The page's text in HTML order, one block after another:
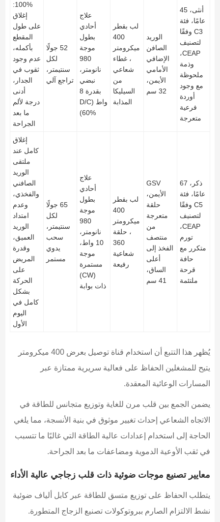
أنثى، 45
عامًا، فئة
C3 وفقًا
لتصنيف
CEAP،
وذمة
ملحوظة
مع وجود
أوردة
فرعية
متعرجة
الوريد
الصافن
الإضافي
الأمامي
الأيمن،
32 سم
لب بقطر
400
ميكرومتر
، غطاء
شعاعي
من
السيليكا
المذابة
علاج
أحادي
بطول
موجة
980
نانومتر،
نبضي
بقدرة 8
واط (D/C
60%)
52 جولًا
لكل
سنتيمتر،
تراجع آلي
100%:
إغلاق
على طول
المقطع
بأكمله،
عدم وجود
ثقوب في
الجدار،
أدنى
درجة لألم
ما بعد
الجراحة
ذكر، 67
عامًا، فئة
C5 وفقًا
لتصنيف
CEAP،
تورم
متكرر مع
حافة
قرحة
ملتئمة
GSV
الأيمن،
حلقة
متعرجة
من
منتصف
الفخذ إلى
أعلى
الساق،
41 سم
لب بقطر
400
ميكرومتر
، حلقة
360
شعاعية
رفيعة
علاج
أحادي
بطول
موجة
980
نانومتر،
10 واط،
موجة
مستمرة
(CW)
ذات بوابة
65 جولًا
لكل
سنتيمتر،
سحب
يدوي
مستمر
إغلاق
كامل عند
ملتقى
الوريد
الصافني
والفخذي،
وعدم
امتداد
الوريد
العميق،
وقدرة
المريض
على
الحركة
بشكل
كامل في
اليوم
الأول
يُظهر هذا التتبع أن استخدام قناة توصيل بعرض 400 ميكرومتر
يتيح للمشغلين الحفاظ على فعالية سريرية ممتازة عبر
المسارات الوعائية المعقدة.
يضمن الجمع بين قلب مرن للغاية وتوزيع متجانس للطاقة في
الاتجاه الشعاعي إحداث تغيير موثوق في بنية الأنسجة، مما يلغي
الحاجة إلى استخدام إعدادات عالية الطاقة التي غالبًا ما تتسبب
في ثقب الأوعية الدموية ومضاعفات ما بعد الجراحة.
معايير تصنيع موجات ضوئية ذات قلب زجاجي عالية الأداء
يتطلب الحفاظ على توزيع متسق للطاقة عبر كابل ألياف ضوئية
نشط الالتزام الصارم ببروتوكولات تصنيع الزجاج المتطورة.